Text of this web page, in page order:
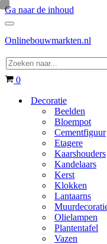
Ga naar de inhoud
Navigatie
Menu
Onlinebouwmarkten.nl
Zoeken
naar...
Winkelwagen
0
Decoratie
Beelden
Bloempot
Cementfiguur
Etagere
Kaarshouders
Kandelaars
Kerst
Klokken
Lantaarns
Olielampen
Plantentafel
Vazen